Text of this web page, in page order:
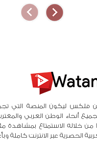
فلكس ليكون المنصة التي
أنحاء الوطن العربي
من خلاله الاستمتاع بمشاهدة